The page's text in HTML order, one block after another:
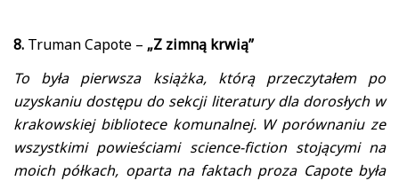
8. Truman Capote – „Z zimną krwią”
To była pierwsza książka, którą przeczytałem po
uzyskaniu dostępu do sekcji literatury dla dorosłych w
krakowskiej bibliotece komunalnej. W porównaniu ze
wszystkimi powieściami science-fiction stojącymi na
moich półkach, oparta na faktach proza Capote była